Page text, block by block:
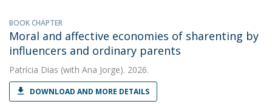
BOOK CHAPTER
Moral and affective economies of sharenting by
influencers and ordinary parents
Patrícia Dias (with Ana Jorge). 2026.
DOWNLOAD AND MORE DETAILS